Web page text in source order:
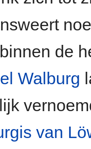
de
Walburg
van